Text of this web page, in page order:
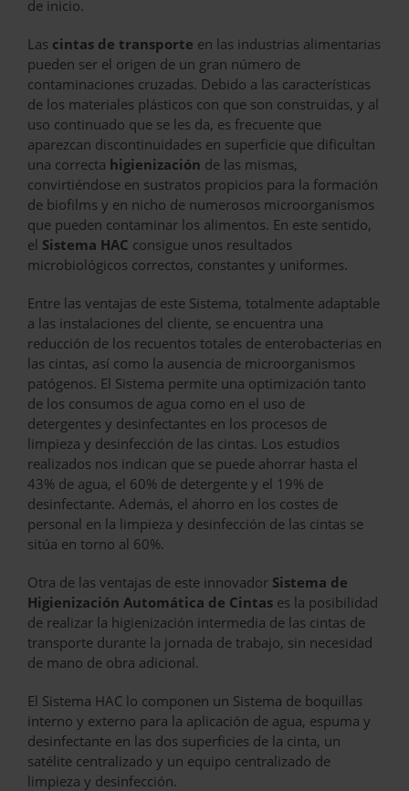
de inicio.
Las cintas de transporte en las industrias alimentarias
pueden ser el origen de un gran número de
contaminaciones cruzadas. Debido a las características
de los materiales plásticos con que son construidas, y al
uso continuado que se les da, es frecuente que
aparezcan discontinuidades en superficie que dificultan
una correcta higienización de las mismas,
convirtiéndose en sustratos propicios para la formación
de biofilms y en nicho de numerosos microorganismos
que pueden contaminar los alimentos. En este sentido,
el Sistema HAC consigue unos resultados
microbiológicos correctos, constantes y uniformes.
Entre las ventajas de este Sistema, totalmente adaptable
a las instalaciones del cliente, se encuentra una
reducción de los recuentos totales de enterobacterias en
las cintas, así como la ausencia de microorganismos
patógenos. El Sistema permite una optimización tanto
de los consumos de agua como en el uso de
detergentes y desinfectantes en los procesos de
limpieza y desinfección de las cintas. Los estudios
realizados nos indican que se puede ahorrar hasta el
43% de agua, el 60% de detergente y el 19% de
desinfectante. Además, el ahorro en los costes de
personal en la limpieza y desinfección de las cintas se
sitúa en torno al 60%.
Otra de las ventajas de este innovador Sistema de
Higienización Automática de Cintas es la posibilidad
de realizar la higienización intermedia de las cintas de
transporte durante la jornada de trabajo, sin necesidad
de mano de obra adicional.
El Sistema HAC lo componen un Sistema de boquillas
interno y externo para la aplicación de agua, espuma y
desinfectante en las dos superficies de la cinta, un
satélite centralizado y un equipo centralizado de
limpieza y desinfección.